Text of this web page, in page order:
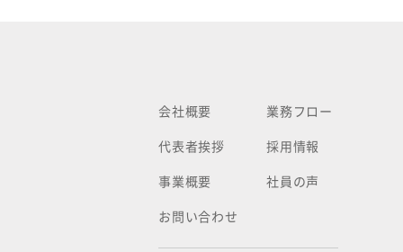
会社概要
業務フロー
代表者挨拶
採用情報
事業概要
社員の声
お問い合わせ